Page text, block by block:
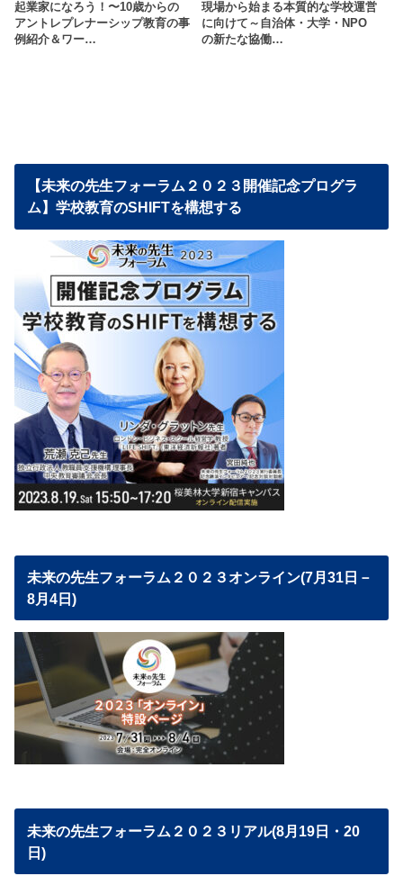
起業家になろう！〜10歳からの
アントレプレナーシップ教育の事
例紹介＆ワー…
現場から始まる本質的な学校運営
に向けて～自治体・大学・NPO
の新たな協働…
【未来の先生フォーラム２０２３開催記念プログラ
ム】学校教育のSHIFTを構想する
未来の先生フォーラム２０２３オンライン(7月31日－
8月4日)
未来の先生フォーラム２０２３リアル(8月19日・20
日)